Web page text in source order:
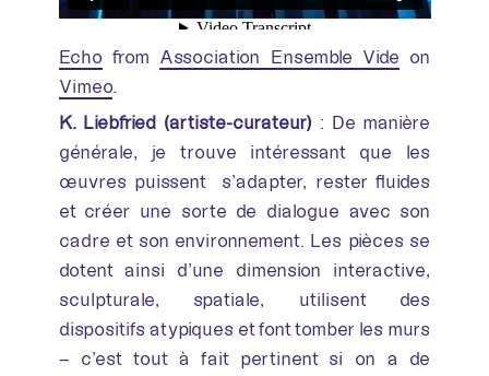
Echo from Association Ensemble Vide on
Vimeo.
K. Liebfried (artiste-curateur) : De manière
générale, je trouve intéressant que les
œuvres puissent s’adapter, rester fluides
et créer une sorte de dialogue avec son
cadre et son environnement. Les pièces se
dotent ainsi d’une dimension interactive,
sculpturale, spatiale, utilisent des
dispositifs atypiques et font tomber les murs
– c’est tout à fait pertinent si on a de